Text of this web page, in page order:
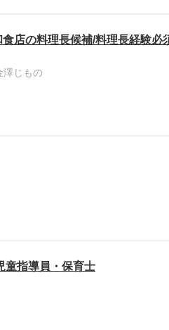
店の料理長候補/料理長経験必
澤じもの
童指導員・保育士